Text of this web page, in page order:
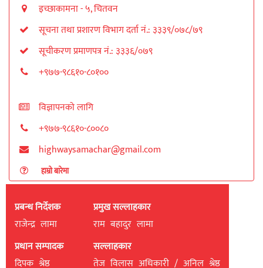
इच्छाकामना - ५, चितवन
सूचना तथा प्रशारण विभाग दर्ता नं.: ३३३९/०७८/७९
सूचीकरण प्रमाणपत्र नं.: ३३३६/०७९
+९७७-९८६१०-८०१००
विज्ञापनको लागि
+९७७-९८६१०-८००८०
highwaysamachar@gmail.com
हाम्रो बारेमा
प्रबन्ध निर्देशक
राजेन्द्र लामा
प्रधान सम्पादक
दिपक श्रेष्ठ
प्रमुख सल्लाहकार
राम बहादुर लामा
सल्लाहकार
तेज विलास अधिकारी / अनिल श्रेष्ठ